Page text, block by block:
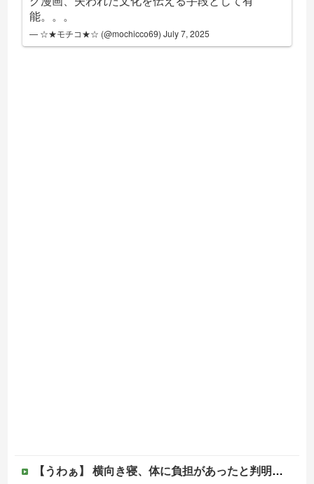
能。。。
— ☆★モチコ★☆ (@mochicco69)July 7, 2025
【うわぁ】 横向き寝、体に負担があったと判明ｗｗｗｗｗｗｗ